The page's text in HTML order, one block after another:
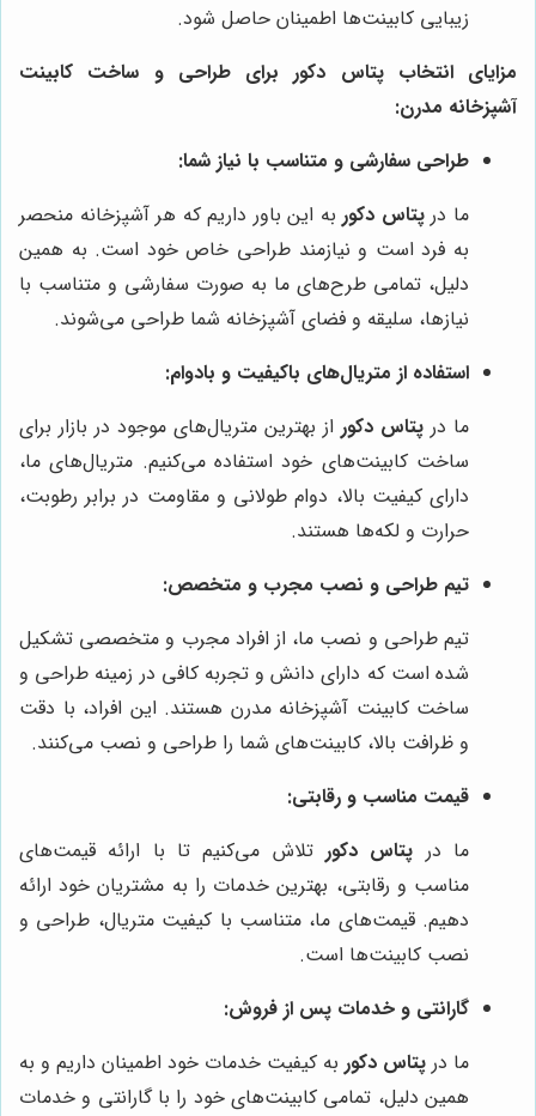
زیبایی کابینت‌ها اطمینان حاصل شود.
مزایای انتخابپتاس دکوربرای طراحی و ساخت کابینت
آشپزخانه مدرن:
طراحی سفارشی و متناسب با نیاز شما:
ما درپتاس دکوربه این باور داریم که هر آشپزخانه منحصر
به فرد است و نیازمند طراحی خاص خود است. به همین
دلیل، تمامی طرح‌های ما به صورت سفارشی و متناسب با
نیازها، سلیقه و فضای آشپزخانه شما طراحی می‌شوند.
استفاده از متریال‌های باکیفیت و بادوام:
ما در پتاس دکور از بهترین متریال‌های موجود در بازار برای
ساخت کابینت‌های خود استفاده می‌کنیم. متریال‌های ما،
دارای کیفیت بالا، دوام طولانی و مقاومت در برابر رطوبت،
حرارت و لکه‌ها هستند.
تیم طراحی و نصب مجرب و متخصص:
تیم طراحی و نصب ما، از افراد مجرب و متخصصی تشکیل
شده است که دارای دانش و تجربه کافی در زمینه طراحی و
ساخت کابینت آشپزخانه مدرن هستند. این افراد، با دقت
و ظرافت بالا، کابینت‌های شما را طراحی و نصب می‌کنند.
قیمت مناسب و رقابتی:
ما در پتاس دکور تلاش می‌کنیم تا با ارائه قیمت‌های
مناسب و رقابتی، بهترین خدمات را به مشتریان خود ارائه
دهیم. قیمت‌های ما، متناسب با کیفیت متریال، طراحی و
نصب کابینت‌ها است.
گارانتی و خدمات پس از فروش:
ما در پتاس دکور به کیفیت خدمات خود اطمینان داریم و به
همین دلیل، تمامی کابینت‌های خود را با گارانتی و خدمات